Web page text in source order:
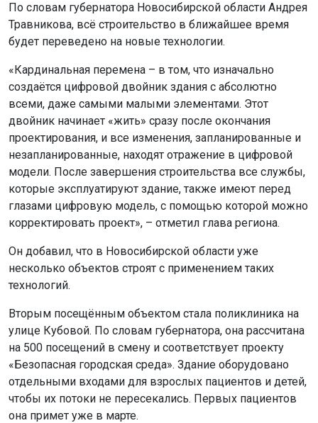
По словам губернатора Новосибирской области Андрея
Травникова, всё строительство в ближайшее время
будет переведено на новые технологии.
«Кардинальная перемена – в том, что изначально
создаётся цифровой двойник здания с абсолютно
всеми, даже самыми малыми элементами. Этот
двойник начинает «жить» сразу после окончания
проектирования, и все изменения, запланированные и
незапланированные, находят отражение в цифровой
модели. После завершения строительства все службы,
которые эксплуатируют здание, также имеют перед
глазами цифровую модель, с помощью которой можно
корректировать проект», – отметил глава региона.
Он добавил, что в Новосибирской области уже
несколько объектов строят с применением таких
технологий.
Вторым посещённым объектом стала поликлиника на
улице Кубовой. По словам губернатора, она рассчитана
на 500 посещений в смену и соответствует проекту
«Безопасная городская среда». Здание оборудовано
отдельными входами для взрослых пациентов и детей,
чтобы их потоки не пересекались. Первых пациентов
она примет уже в марте.